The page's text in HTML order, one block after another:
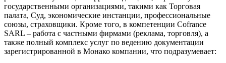
государственными организациями, такими как Торговая
палата, Суд, экономические инстанции, профессиональные
союзы, страховщики. Кроме того, в компетенции Cofrance
SARL – работа с частными фирмами (реклама, торговля), а
также полный комплекс услуг по ведению документации
зарегистрированной в Монако компании, что подразумевает: